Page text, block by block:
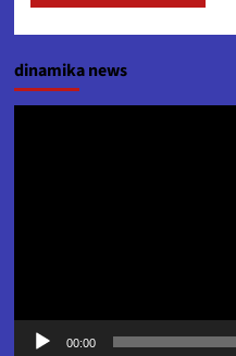
dinamika news
00:00